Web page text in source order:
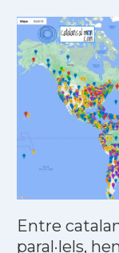
Entre
paral·lels,